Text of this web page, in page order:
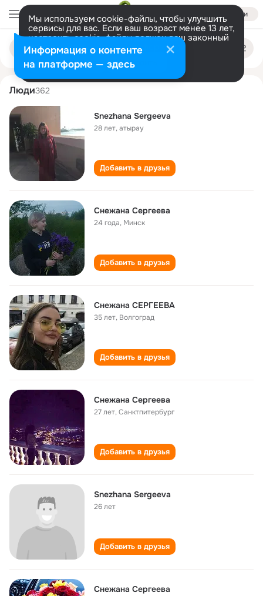
Войти
Мы используем cookie-файлы, чтобы улучшить
сервисы для вас. Если ваш возраст менее 13 лет,
настроить cookie-файлы должен ваш законный
представитель. Больше информации
Разрешить все Настроить
Поиск
людям
snezhana sergeeva
Люди362
Snezhana Sergeeva
28 лет,атырау
Добавить в друзья
Снежана Сергеева
24 года, Минск
Добавить в друзья
Снежана СЕРГЕЕВА
35 лет, Волгоград
Добавить в друзья
Снежана Сергеева
27 лет,Санктпитербург
Добавить в друзья
Snezhana Sergeeva
26 лет
Добавить в друзья
Снежана Сергеева
Информация о контенте
на платформе — здесь